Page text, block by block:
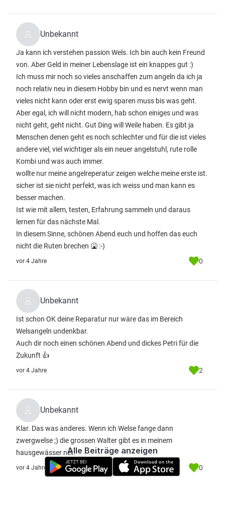
Unbekannt
Ja kann ich verstehen passion Wels. Ich bin auch kein Freund
von. Aber Geld in meiner Lebenslage ist ein knappes gut :)
Ich muss mir noch so vieles anschaffen zum angeln da ich ja
noch relativ neu in diesem Hobby bin und es nervt wenn man
vieles nicht kann oder erst ewig sparen muss bis was geht.
Aber egal, ich will nicht modern, hab schon einiges und was
nicht geht, geht nicht. Gut Ding will Weile haben. Es gibt ja
Menschen denen geht es noch schlechter und für die ist vieles
andere viel, viel wichtiger als ein neuer angelstuhl, rute rolle
Kombi und was auch immer.
wollte nur meine angelreperatur zeigen welche meine erste ist.
sicher ist sie nicht perfekt, was ich weiss und man kann es
besser machen.
Ist wie mit allem, testen, Erfahrung sammeln und daraus
lernen für das nächste Mal.
In diesem Sinne, schönen Abend euch und hoffen das euch
nicht die Ruten brechen 🤮 :-)
vor 4 Jahre 0
Unbekannt
Ist schon OK deine Reparatur nur wäre das im Bereich
Welsangeln undenkbar.
Auch dir noch einen schönen Abend und dickes Petri für die
Zukunft 👍
vor 4 Jahre 2
Unbekannt
Klar. Das was anderes. Wenn ich Welse fange dann
zwergwelse ;) die grossen Walter gibt es in meinem
hausgewässer net.
vor 4 Jahre 0
Alle Beiträge anzeigen